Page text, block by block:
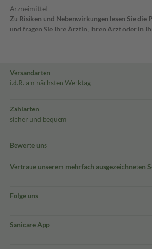
Arzneimittel
Zu Risiken und Nebenwirkungen lesen Sie die
und fragen Sie Ihre Ärztin, Ihren Arzt oder in
Versandarten
i.d.R. am nächsten Werktag
Zahlarten
sicher und bequem
Bewerte uns
Vertraue unserem mehrfach ausgezeichneten
Folge uns
Sanicare App